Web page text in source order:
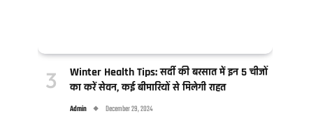
Winter Health Tips: सर्दी की बरसात में इन 5 चीजों
का करें सेवन, कई बीमारियों से मिलेगी राहत
Admin December 29, 2024